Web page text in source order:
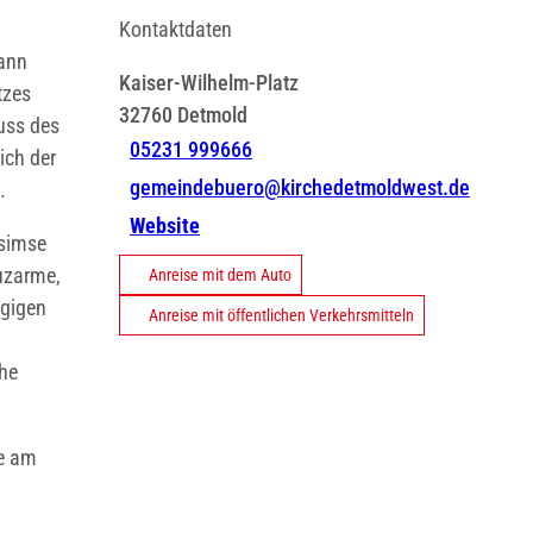
des
der
am
Kontaktdaten
Kaiser-Wilhelm-Platz
32760 Detmold
05231 999666
gemeindebuero@kirchedetmoldwest.de
Website
Anreise mit dem Auto
Anreise mit öffentlichen Verkehrsmitteln